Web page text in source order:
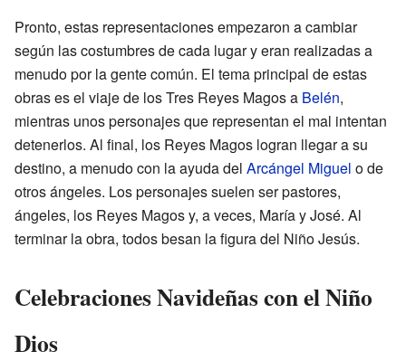
Pronto, estas representaciones empezaron a cambiar
según las costumbres de cada lugar y eran realizadas a
menudo por la gente común. El tema principal de estas
obras es el viaje de los Tres Reyes Magos a Belén,
mientras unos personajes que representan el mal intentan
detenerlos. Al final, los Reyes Magos logran llegar a su
destino, a menudo con la ayuda del Arcángel Miguel o de
otros ángeles. Los personajes suelen ser pastores,
ángeles, los Reyes Magos y, a veces, María y José. Al
terminar la obra, todos besan la figura del Niño Jesús.
Celebraciones Navideñas con el Niño
Dios